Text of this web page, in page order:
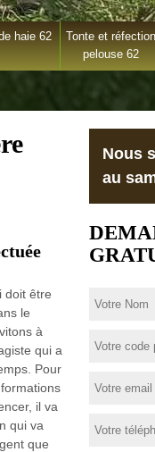
haie 62
Tonte et réfection
pelouse 62
doit être
le
à
qui a
Pour
il va
qui va
que
Nous
au